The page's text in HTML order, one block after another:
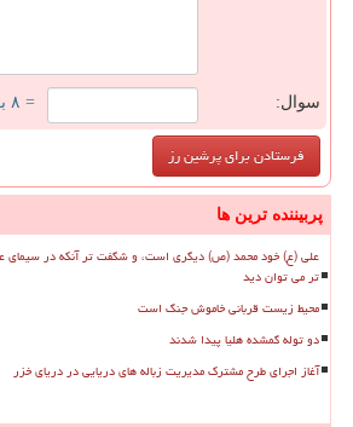
سوال: = ۸ بعلاوه ۳
پربیننده ترین ها
علی (ع) خود محمد (ص) دیگری است، و شگفت تر آنکه در سیمای
تر می توان دید
محیط زیست قربانی خاموش جنگ است
دو توله گمشده هلیا پیدا شدند
آغاز اجرای طرح مشترک مدیریت زباله های دریایی در دریای خزر